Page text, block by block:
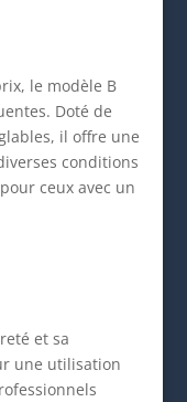
le modèle B
Doté de
il offre une
conditions
ceux avec un
et sa
une utilisation